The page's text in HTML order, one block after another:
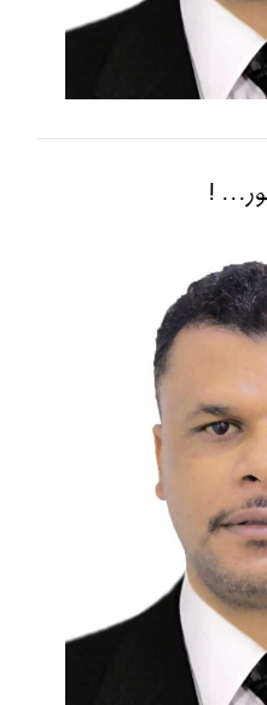
!